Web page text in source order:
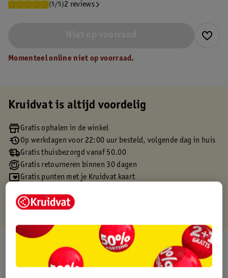
(5/5)2 reviews
Momenteel online niet op voorraad.
Kruidvat is altijd voordelig
Gratis ophalen in de winkel
Op werkdagen voor 22:00 uur besteld, volgende dag in huis
Gratis thuisbezorgd vanaf 50.00
Gratis retourneren binnen 30 dagen
Gratis punten met je Kruidvat kaart
Over dit product
Productinformatie